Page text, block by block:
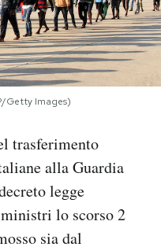
Getty Images)
trasferimento
alla Guardia
legge
lo scorso 2
sia dal